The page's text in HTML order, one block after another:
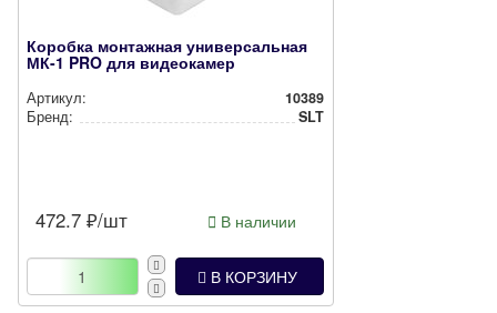
Коробка монтажная универсальная
МК-1 PRO для видеокамер
Артикул:
10389
Бренд:
SLT
472.7 ₽/шт В наличии
В КОРЗИНУ